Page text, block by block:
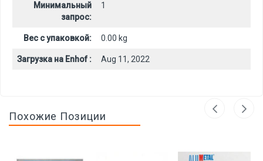
Минимальный
запрос:
1
Вес с упаковкой: 0.00 kg
Загрузка на Enhof : Aug 11, 2022
Похожие Позиции